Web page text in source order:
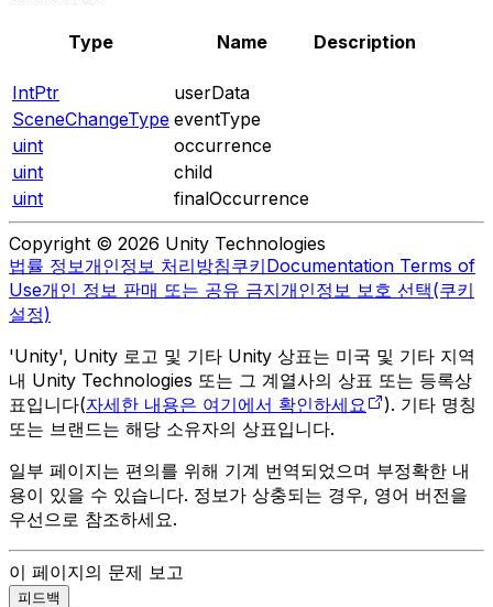
Type Name Description
IntPtr
userData
SceneChangeType eventType
uint
occurrence
uint
child
uint
finalOccurrence
Copyright © 2026 Unity Technologies
법률 정보개인정보 처리방침쿠키Documentation Terms of
Use개인 정보 판매 또는 공유 금지개인정보 보호 선택(쿠키
설정)
'Unity', Unity 로고 및 기타 Unity 상표는 미국 및 기타 지역
내 Unity Technologies 또는 그 계열사의 상표 또는 등록상
표입니다(자세한 내용은 여기에서 확인하세요
). 기타 명칭
또는 브랜드는 해당 소유자의 상표입니다.
일부 페이지는 편의를 위해 기계 번역되었으며 부정확한 내
용이 있을 수 있습니다. 정보가 상충되는 경우, 영어 버전을
우선으로 참조하세요.
이 페이지의 문제 보고
피드백